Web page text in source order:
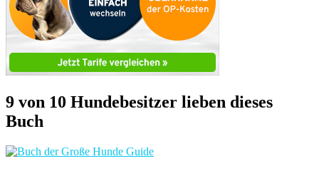
9 von 10 Hundebesitzer lieben dieses
Buch